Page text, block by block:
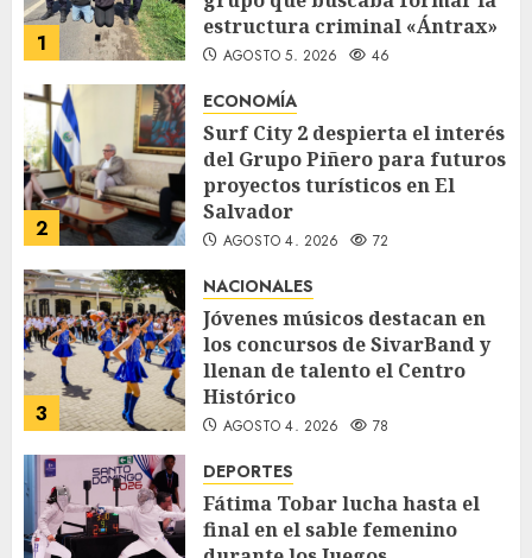
1
estructura criminal «Ántrax»
AGOSTO 5, 2026 46
2
ECONOMÍA
Surf City 2 despierta el interés
del Grupo Piñero para futuros
proyectos turísticos en El
Salvador
AGOSTO 4, 2026 72
3
NACIONALES
Jóvenes músicos destacan en
los concursos de SivarBand y
llenan de talento el Centro
Histórico
AGOSTO 4, 2026 78
DEPORTES
Fátima Tobar lucha hasta el
final en el sable femenino